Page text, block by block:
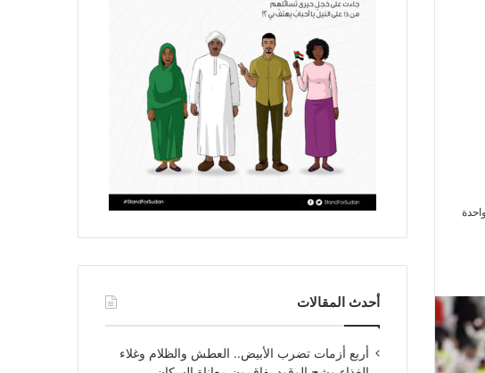
أحدث المقالات
أربع أزمات تضرب الأبيض.. العطش والظلام وغلاء